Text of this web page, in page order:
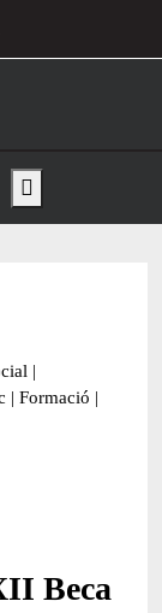
Show main menu
|
| Formació |
Beca